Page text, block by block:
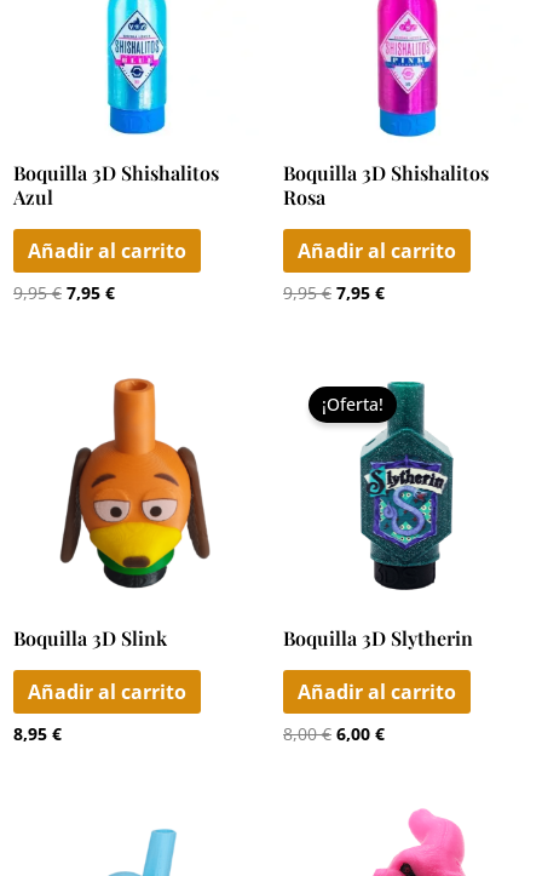
Boquilla 3D Shishalitos
Azul
Añadir al carrito
9,95€ 7,95 €
Boquilla 3D Shishalitos
Rosa
Añadir al carrito
9,95€ 7,95 €
Boquilla 3D Slink
Añadir al carrito
8,95 €
¡Oferta!
Boquilla 3D Slytherin
Añadir al carrito
8,00€
precio
original
8,00 €.
6,00 €
precio
actual
es:
6,00 €.